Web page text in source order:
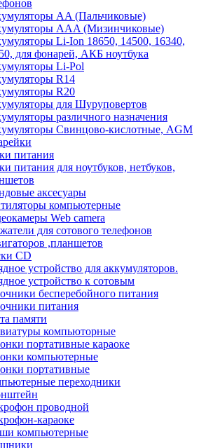
AA (Пальчиковые)
AAA (Мизинчиковые)
Li-Ion 18650, 14500, 16340,
для фонарей, АКБ ноутбука
Li-Pol
R14
R20
для Шуруповертов
различного назначения
Свинцово-кислотные, AGM
питания
питания для ноутбуков, нетбуков,
аксесуары
компьютерные
Web camera
для сотового телефонов
,планшетов
CD
устройство для аккумуляторов.
устройство к сотовым
бесперебойного питания
питания
памяти
компьюторные
портативные караоке
компьютерные
портативные
переходники
проводной
караоке
компьютерные